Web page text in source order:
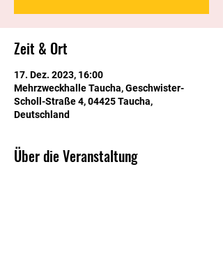
Zeit & Ort
17. Dez. 2023, 16:00
Mehrzweckhalle Taucha, Geschwister-
Scholl-Straße 4, 04425 Taucha,
Deutschland
Über die Veranstaltung